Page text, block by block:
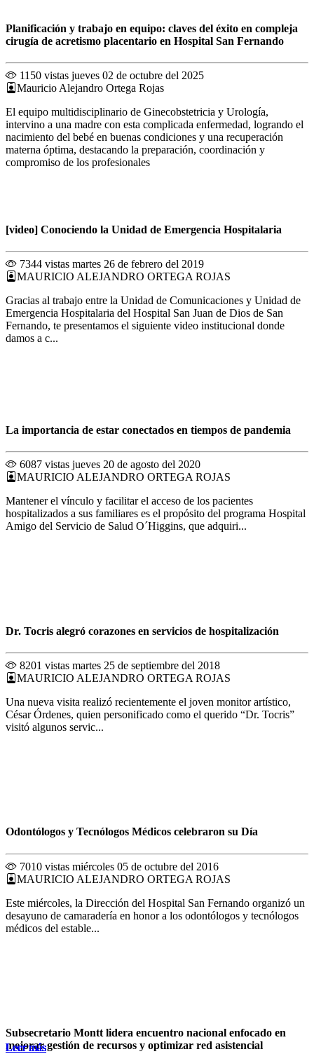
Leer más
Leer más
Leer más
Leer más
Planificación y trabajo en equipo: claves del éxito en compleja
cirugía de acretismo placentario en Hospital San Fernando
1150 vistas jueves 02 de octubre del 2025
Mauricio Alejandro Ortega Rojas
El equipo multidisciplinario de Ginecobstetricia y Urología,
intervino a una madre con esta complicada enfermedad, logrando el
nacimiento del bebé en buenas condiciones y una recuperación
materna óptima, destacando la preparación, coordinación y
compromiso de los profesionales
Leer más
[video] Conociendo la Unidad de Emergencia Hospitalaria
7344 vistas martes 26 de febrero del 2019
MAURICIO ALEJANDRO ORTEGA ROJAS
Gracias al trabajo entre la Unidad de Comunicaciones y Unidad de
Emergencia Hospitalaria del Hospital San Juan de Dios de San
Fernando, te presentamos el siguiente video institucional donde
damos a c...
Leer más
La importancia de estar conectados en tiempos de pandemia
6087 vistas jueves 20 de agosto del 2020
MAURICIO ALEJANDRO ORTEGA ROJAS
Mantener el vínculo y facilitar el acceso de los pacientes
hospitalizados a sus familiares es el propósito del programa Hospital
Amigo del Servicio de Salud O´Higgins, que adquiri...
Leer más
Dr. Tocris alegró corazones en servicios de hospitalización
8201 vistas martes 25 de septiembre del 2018
MAURICIO ALEJANDRO ORTEGA ROJAS
Una nueva visita realizó recientemente el joven monitor artístico,
César Órdenes, quien personificado como el querido “Dr. Tocris”
visitó algunos servic...
Leer más
Odontólogos y Tecnólogos Médicos celebraron su Día
7010 vistas miércoles 05 de octubre del 2016
MAURICIO ALEJANDRO ORTEGA ROJAS
Este miércoles, la Dirección del Hospital San Fernando organizó un
desayuno de camaradería en honor a los odontólogos y tecnólogos
médicos del estable...
Leer más
Subsecretario Montt lidera encuentro nacional enfocado en
mejorar gestión de recursos y optimizar red asistencial
Leer más
Leer más
Leer más